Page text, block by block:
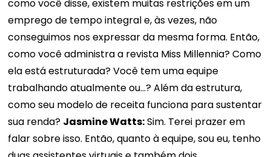
como você disse, existem muitas restrições em um
emprego de tempo integral e, às vezes, não
conseguimos nos expressar da mesma forma. Então,
como você administra a revista Miss Millennia? Como
ela está estruturada? Você tem uma equipe
trabalhando atualmente ou...? Além da estrutura,
como seu modelo de receita funciona para sustentar
sua renda? Jasmine Watts:Sim. Terei prazer em
falar sobre isso. Então, quanto à equipe, sou eu, tenho